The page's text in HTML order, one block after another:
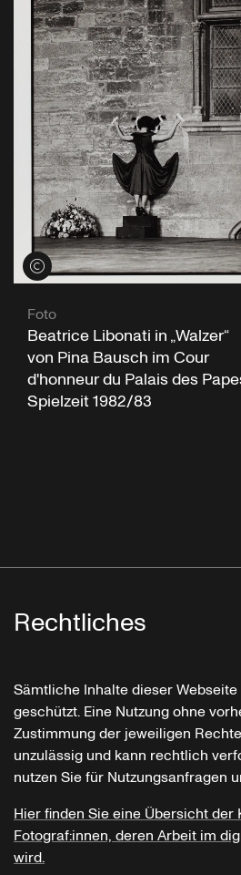
Credits öffnen
Foto
Beatrice Libonati in „Walzer“
von Pina Bausch im Cour
d'honneur du Palais des
Spielzeit 1982/83
Rechtliches
Sämtliche Inhalte dieser
geschützt. Eine Nutzung ohne
Zustimmung der jeweiligen
unzulässig und kann rechtlich
nutzen Sie für Nutzungsanfragen
Hier finden Sie eine Übersicht der
Fotograf:innen, deren Arbeit im
wird.